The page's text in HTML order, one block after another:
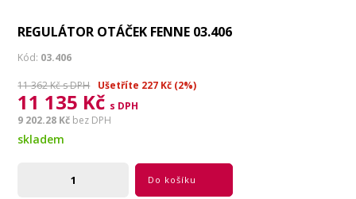
REGULÁTOR OTÁČEK FENNE 03.406
Kód: 03.406
11 362 Kč s DPH Ušetříte 227 Kč (2%)
11 135 Kč s DPH
9 202.28 Kč bez DPH
skladem
Do košíku